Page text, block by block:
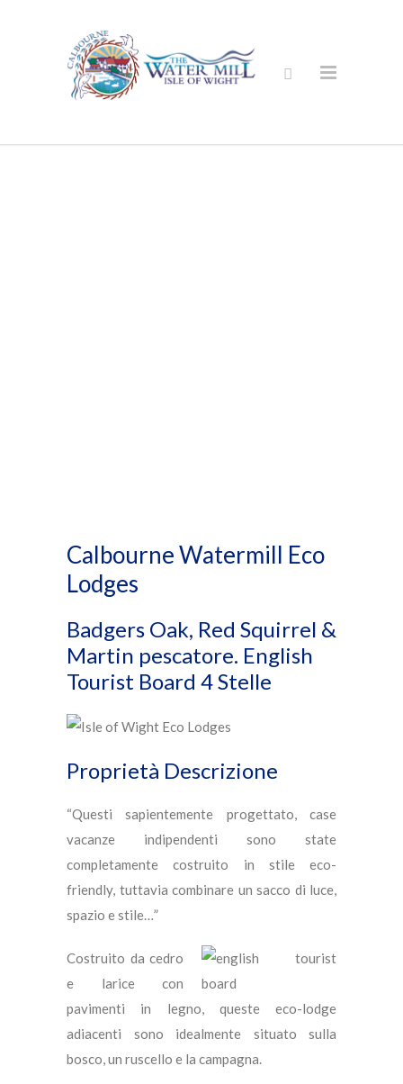
Calbourne Watermill Eco
Lodges
Badgers Oak, Red Squirrel &
Martin pescatore. English
Tourist Board 4 Stelle
Proprietà Descrizione
“Questi sapientemente progettato, case
vacanze indipendenti sono state
completamente costruito in stile eco-
friendly, tuttavia combinare un sacco di luce,
spazio e stile…”
Costruito da cedro
e larice con
pavimenti in legno, queste eco-lodge
adiacenti sono idealmente situato sulla
bosco, un ruscello e la campagna.